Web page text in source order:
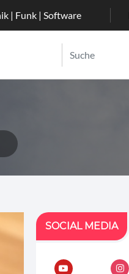
| Funk | Software
SOCIAL MEDIA